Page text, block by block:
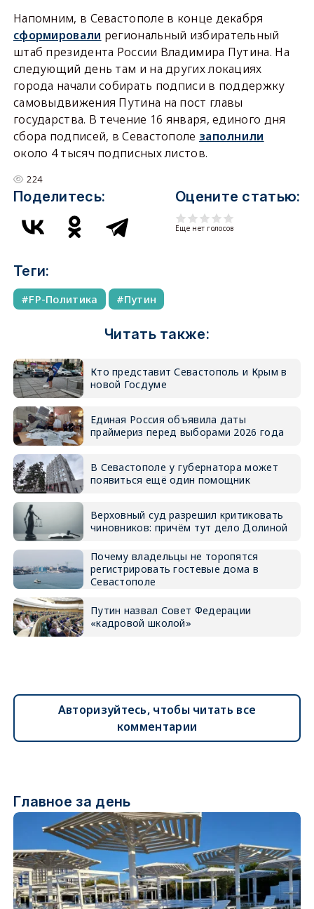
Напомним, в Севастополе в конце декабря
сформировали региональный избирательный
штаб президента России Владимира Путина. На
следующий день там и на других локациях
города начали собирать подписи в поддержку
самовыдвижения Путина на пост главы
государства. В течение 16 января, единого дня
сбора подписей, в Севастополе заполнили
около 4 тысяч подписных листов.
224
Поделитесь: Оцените статью:
Еще нет голосов
Теги:
FP-Политика Путин
Читать также:
Кто представит Севастополь и Крым в
новой Госдуме
Единая Россия объявила даты
праймериз перед выборами 2026 года
В Севастополе у губернатора может
появиться ещё один помощник
Верховный суд разрешил критиковать
чиновников: причём тут дело Долиной
Почему владельцы не торопятся
регистрировать гостевые дома в
Севастополе
Путин назвал Совет Федерации
«кадровой школой»
Авторизуйтесь, чтобы читать все
комментарии
Главное за день